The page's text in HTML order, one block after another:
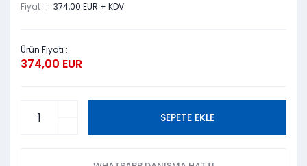
Fiyat
374,00 EUR + KDV
Ürün Fiyatı :
374,00 EUR
SEPETE EKLE